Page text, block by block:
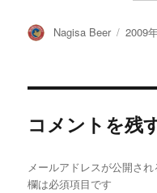
投
Nagisa Beer
投
2009
コメントを残
メールアドレスが公開され
欄は必須項目です